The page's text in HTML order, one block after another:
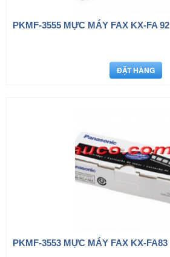
PKMF-3555 MỰC MÁY FAX KX-FA 92
PKMF-3553 MỰC MÁY FAX KX-FA83